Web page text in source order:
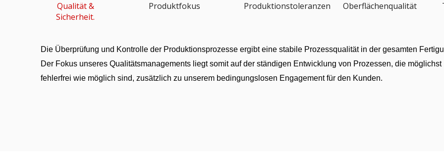
Qualität &
Sicherheit.
Produktfokus Produktionstoleranzen Oberflächenqualität
Die Überprüfung und Kontrolle der Produktionsprozesse ergibt eine stabile Prozessqualität in der gesamten
Der Fokus unseres Qualitätsmanagements liegt somit auf der ständigen Entwicklung von Prozessen, die möglichst
fehlerfrei wie möglich sind, zusätzlich zu unserem bedingungslosen Engagement für den Kunden.